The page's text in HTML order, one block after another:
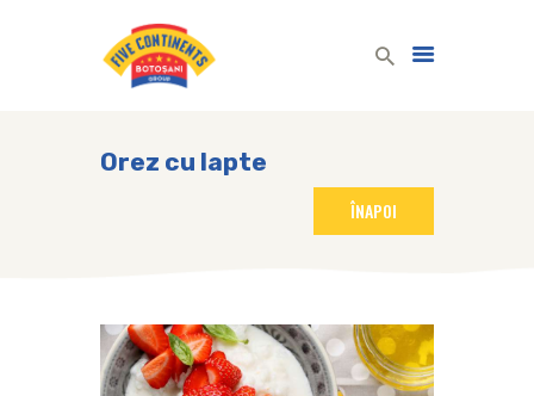
Orez cu lapte
Five Continents Group
REȚETE
COMUNICARE